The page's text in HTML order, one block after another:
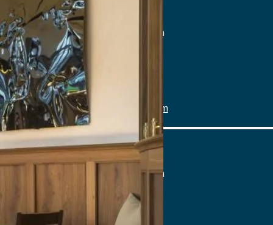
Paulaner am Nockherberg
Hochstraße 77, 81541 München
Tel.: Tel.: 089-46991355
Details
www.paulaner-nockherberg.com
Paulaner am Nockherberg
Hochstraße 77, 81541 München
Tel.: Tel.: 089-46991355